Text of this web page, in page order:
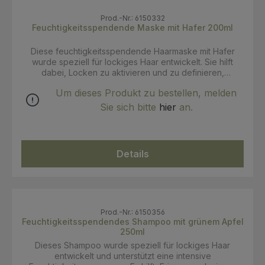
waschen.
Prod.-Nr.: 6150332
Feuchtigkeitsspendende Maske mit Hafer 200ml
Diese feuchtigkeitsspendende Haarmaske mit Hafer
wurde speziell für lockiges Haar entwickelt. Sie hilft
dabei, Locken zu aktivieren und zu definieren,
der Bio Beauty Routine für lockiges Haar ergänzt die
Maske die feuchtigkeitsspendende Pflegeroutine für
gründlich ausspülen und das Haar wie gewünscht stylen.
Um dieses Produkt zu bestellen, melden
Sie sich bitte hier an.
Details
Prod.-Nr.: 6150356
Feuchtigkeitsspendendes Shampoo mit grünem Apfel
250ml
Dieses Shampoo wurde speziell für lockiges Haar
entwickelt und unterstützt eine intensive